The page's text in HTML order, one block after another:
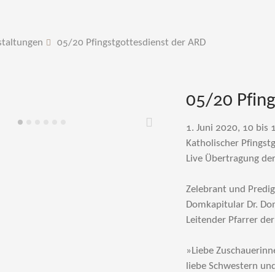
05/20 Pfingstgottesdienst der ARD
Weiter
05/20
1. Juni 2020, 10 bis
Katholischer
Live Übertragung
Zelebrant und
Domkapitular Dr.
Leitender Pfarrer
»Liebe
liebe Schwestern